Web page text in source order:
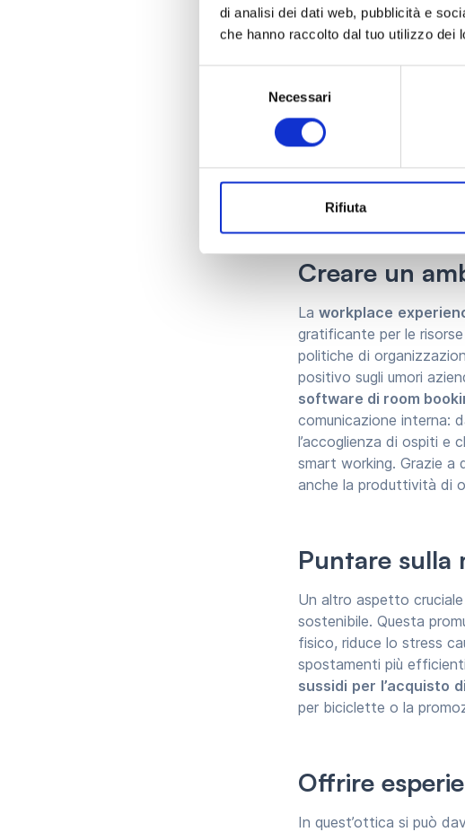
di analisi dei dati web, pubblicità e
che hanno raccolto dal tuo utilizzo dei
Necessari
Rifiuta
Promuovere
Un modo per migliorare
come lo smartworking o
riducendo lo stress
anche a una
maggiore
Creare un
La workplace
gratificante per le
politiche di
positivo sugli umori
software di room
comunicazione interna:
l’accoglienza di ospiti e
smart working. Grazie a
anche la produttività di
Puntare sulla
Un altro aspetto
sostenibile. Questa
fisico, riduce lo stress
spostamenti più
sussidi per l’acquisto di
per biciclette o la
Offrire
In quest’ottica si può